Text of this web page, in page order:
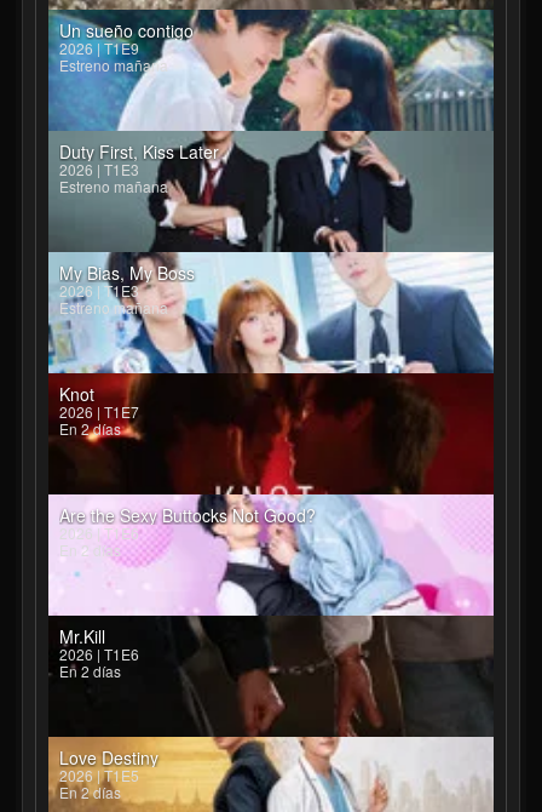
Un sueño contigo
2026 | T1E9
Estreno mañana
Duty First, Kiss Later
2026 | T1E3
Estreno mañana
My Bias, My Boss
2026 | T1E3
Estreno mañana
Knot
2026 | T1E7
En 2 días
Are the Sexy Buttocks Not Good?
2026 | T1E6
En 2 días
Mr.Kill
2026 | T1E6
En 2 días
Love Destiny
2026 | T1E5
En 2 días